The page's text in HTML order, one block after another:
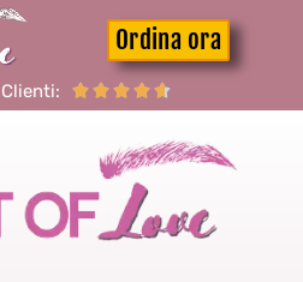
Ordina ora
    